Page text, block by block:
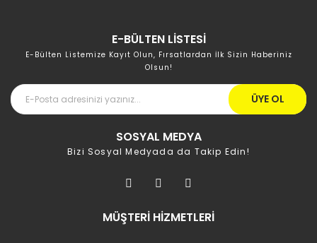
E-BÜLTEN LİSTESİ
E-Bülten Listemize Kayıt Olun, Fırsatlardan İlk Sizin Haberiniz
Olsun!
ÜYE OL
SOSYAL MEDYA
Bizi Sosyal Medyada da Takip Edin!
MÜŞTERİ HİZMETLERİ